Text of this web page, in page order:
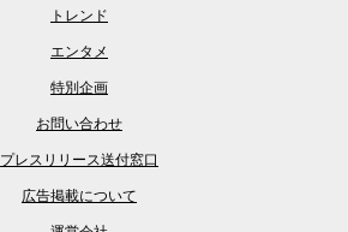
トレンド
エンタメ
特別企画
お問い合わせ
プレスリリース送付窓口
広告掲載について